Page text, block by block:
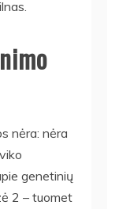
nėra: nėra
genetinių
2 – tuomet